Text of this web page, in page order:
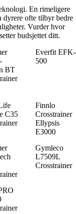
En rimeligere
dyrere ofte tilbyr bedre
Vurder hvor
budsjettet ditt.
BT
Everfit EFK-
500
C35
Finnlo
Crosstrainer
Ellypsis
E3000
Gymleco
L7509L
Crosstrainer